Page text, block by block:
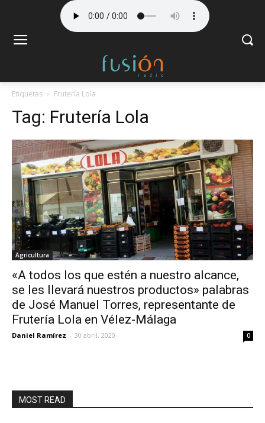
Etiquetas Frutería Lola
Tag: Frutería Lola
Agricultura
«A todos los que estén a nuestro alcance,
se les llevará nuestros productos» palabras
de José Manuel Torres, representante de
Frutería Lola en Vélez-Málaga
Daniel Ramírez - 30 abril, 2020 0
MOST READ